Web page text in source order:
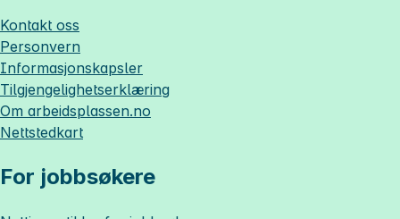
Kontakt oss
Personvern
Informasjonskapsler
Tilgjengelighetserklæring
Om arbeidsplassen.no
Nettstedkart
For jobbsøkere